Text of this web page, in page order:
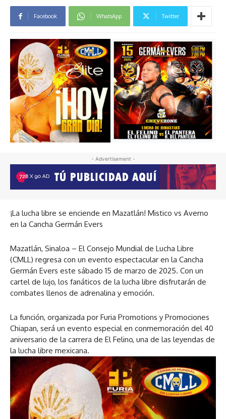
Facebook WhatsApp Twitter
- Advertisement -
¡La lucha libre se enciende en Mazatlán! Mistico vs Averno
en la Cancha Germán Evers
Mazatlán, Sinaloa – El Consejo Mundial de Lucha Libre
(CMLL) regresa con un evento espectacular en la Cancha
Germán Evers este sábado 15 de marzo de 2025. Con un
cartel de lujo, los fanáticos de la lucha libre disfrutarán de
combates llenos de adrenalina y emoción.
La función, organizada por Furia Promotions y Promociones
Chiapan, será un evento especial en conmemoración del 40
aniversario de la carrera de El Felino, una de las leyendas de
la lucha libre mexicana.